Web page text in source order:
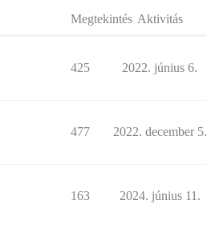
Megtekintés Aktivitás
425 2022. június 6.
477 2022. december 5.
163 2024. június 11.